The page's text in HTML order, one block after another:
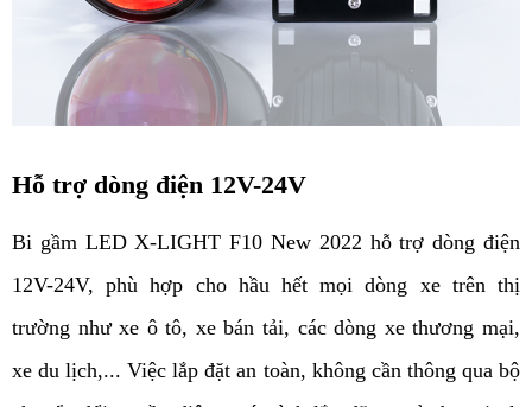
Hỗ trợ dòng điện 12V-24V
Bi gầm LED X-LIGHT F10 New 2022 hỗ trợ dòng điện
12V-24V, phù hợp cho hầu hết mọi dòng xe trên thị
trường như xe ô tô, xe bán tải, các dòng xe thương mại,
xe du lịch,... Việc lắp đặt an toàn, không cần thông qua bộ